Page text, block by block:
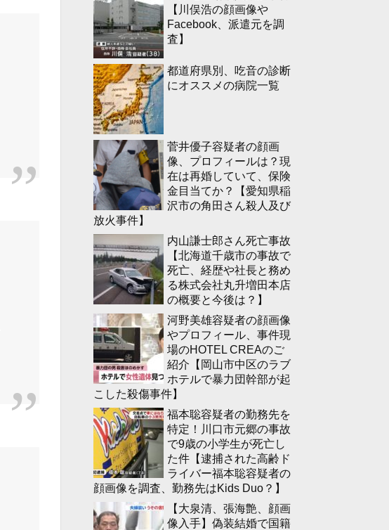
【川俣浩の顔画像や
Facebook、派遣元を調
査】
都道府県別、吃音の診断
にオススメの病院一覧
菅井優子容疑者の顔画
像、プロフィールは？現
在は再婚していて、保険
金目当てか？【愛知県稲
沢市の角田さん殺人及び
放火事件】
内山謙士郎さん死亡事故
【北海道千歳市の事故で
死亡、経歴や社長と務め
る株式会社丸升増田本店
の概要と今後は？】
河野美雄容疑者の顔画像
やプロフィール、事件現
場のHOTEL CREAのご
紹介【岡山市中区のラブ
ホテルで暴力団幹部が起
こした殺傷事件】
福本聡容疑者の勤務先を
特定！川口市元郷の事故
で9歳の小学生が死亡し
た件【逮捕された高齢ド
ライバー福本聡容疑者の
顔画像を調査、勤務先はKids Duo？】
【大泉清、張海艶、顔画
像入手】偽装結婚で国籍